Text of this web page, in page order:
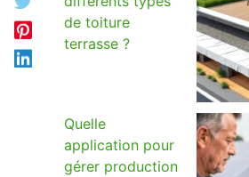
de toiture
terrasse ?
Quelle
application pour
gérer production